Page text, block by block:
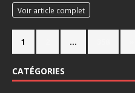
Voir article complet
1 …
CATÉGORIES